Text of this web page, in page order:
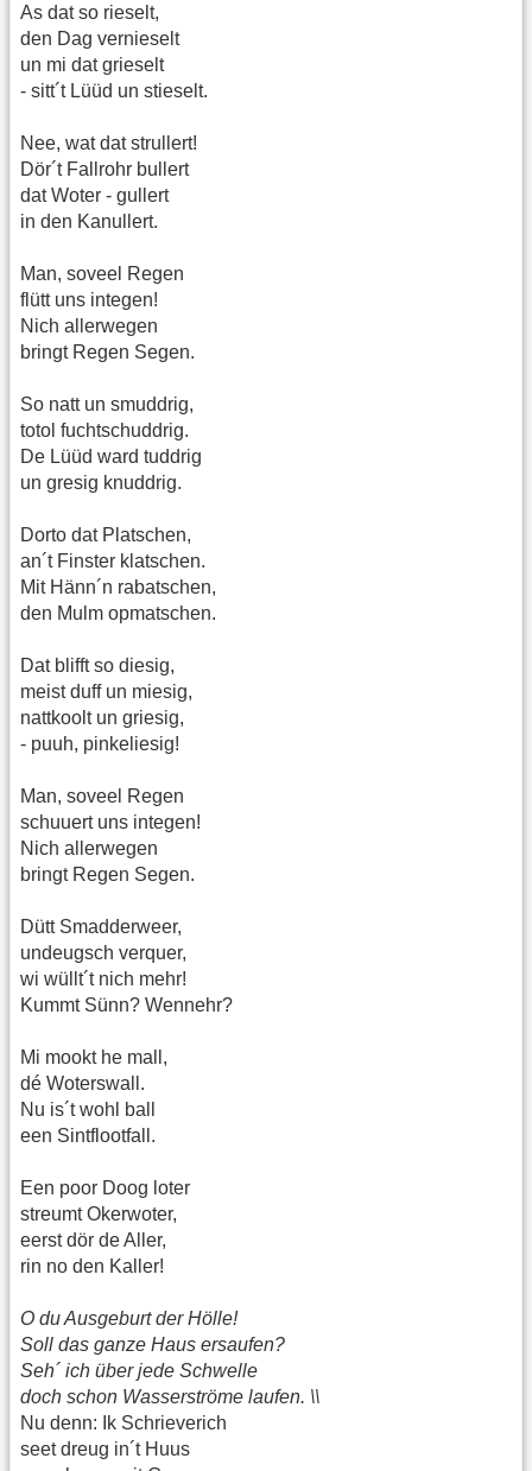
As dat so rieselt,
den Dag vernieselt
un mi dat grieselt
- sitt´t Lüüd un stieselt.
Nee, wat dat strullert!
Dör´t Fallrohr bullert
dat Woter - gullert
in den Kanullert.
Man, soveel Regen
flütt uns integen!
Nich allerwegen
bringt Regen Segen.
So natt un smuddrig,
totol fuchtschuddrig.
De Lüüd ward tuddrig
un gresig knuddrig.
Dorto dat Platschen,
an´t Finster klatschen.
Mit Hänn´n rabatschen,
den Mulm opmatschen.
Dat blifft so diesig,
meist duff un miesig,
nattkoolt un griesig,
- puuh, pinkeliesig!
Man, soveel Regen
schuuert uns integen!
Nich allerwegen
bringt Regen Segen.
Dütt Smadderweer,
undeugsch verquer,
wi wüllt´t nich mehr!
Kummt Sünn? Wennehr?
Mi mookt he mall,
dé Woterswall.
Nu is´t wohl ball
een Sintflootfall.
Een poor Doog loter
streumt Okerwoter,
eerst dör de Aller,
rin no den Kaller!
O du Ausgeburt der Hölle!
Soll das ganze Haus ersaufen?
Seh´ ich über jede Schwelle
doch schon Wasserströme laufen. \\
Nu denn: Ik Schrieverich
seet dreug in´t Huus